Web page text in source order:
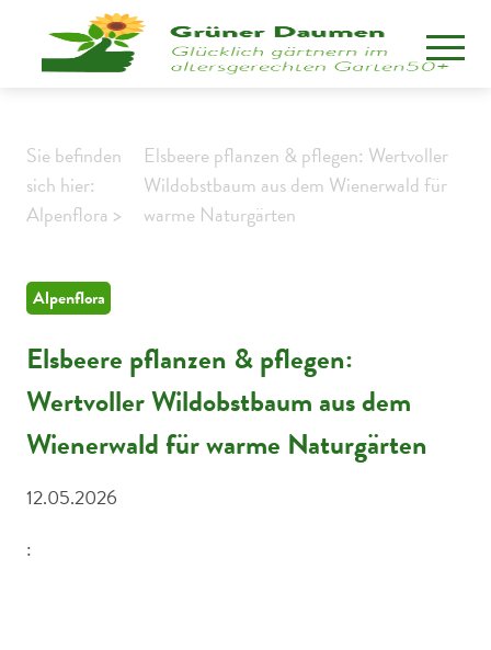
Sie befinden
sich hier:
Alpenflora >
Elsbeere pflanzen & pflegen: Wertvoller
Wildobstbaum aus dem Wienerwald für
warme Naturgärten
Alpenflora
Elsbeere pflanzen & pflegen:
Wertvoller Wildobstbaum aus dem
Wienerwald für warme Naturgärten
12.05.2026
: